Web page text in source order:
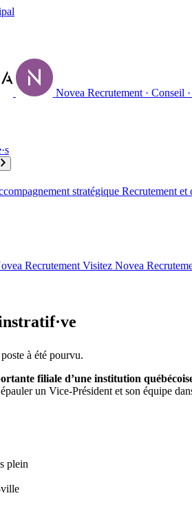
Novea Recrutement · Conseil
stratégique Recrutement et
Recrutement Visitez Novea
à été pourvu.
filiale d’une institution
un Vice-Président et son équipe
plein